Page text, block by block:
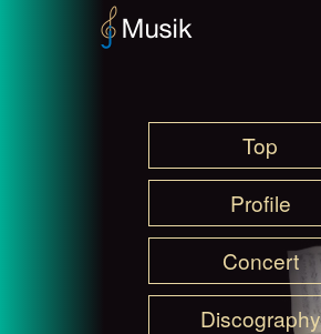
Top
Profile
Concert
Discography